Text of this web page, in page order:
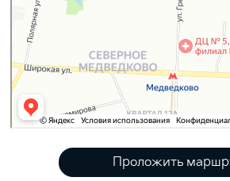
Проложить